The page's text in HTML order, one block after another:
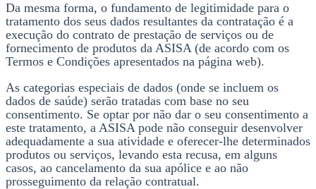
Da mesma forma, o fundamento de legitimidade para o
tratamento dos seus dados resultantes da contratação é a
execução do contrato de prestação de serviços ou de
fornecimento de produtos da ASISA (de acordo com os
Termos e Condições apresentados na página web).
As categorias especiais de dados (onde se incluem os
dados de saúde) serão tratadas com base no seu
consentimento. Se optar por não dar o seu consentimento a
este tratamento, a ASISA pode não conseguir desenvolver
adequadamente a sua atividade e oferecer-lhe determinados
produtos ou serviços, levando esta recusa, em alguns
casos, ao cancelamento da sua apólice e ao não
prosseguimento da relação contratual.